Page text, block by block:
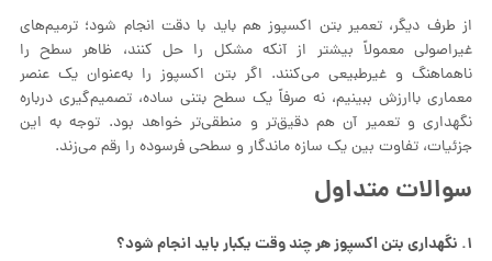
از طرف دیگر، تعمیر بتن اکسپوز هم باید با دقت انجام شود؛ ترمیم‌های
غیراصولی معمولاً بیشتر از آنکه مشکل را حل کنند، ظاهر سطح را
ناهماهنگ و غیرطبیعی می‌کنند. اگر بتن اکسپوز را به‌عنوان یک عنصر
معماری باارزش ببینیم، نه صرفاً یک سطح بتنی ساده، تصمیم‌گیری درباره
نگهداری و تعمیر آن هم دقیق‌تر و منطقی‌تر خواهد بود. توجه به این
جزئیات، تفاوت بین یک سازه ماندگار و سطحی فرسوده را رقم می‌زند.
سوالات متداول
۱. نگهداری بتن اکسپوز هر چند وقت یکبار باید انجام شود؟